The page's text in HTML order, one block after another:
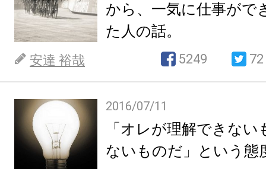
から、一気に仕事がで
た人の話。
安達 裕哉 5249 72
2016/07/11
「オレが理解できな
ないものだ」という態